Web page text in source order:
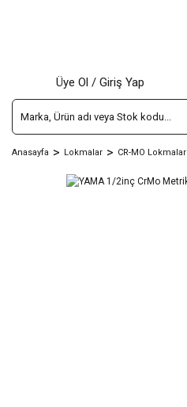
Üye Ol / Giriş Yap
Anasayfa Lokmalar CR-MO Lokmalar